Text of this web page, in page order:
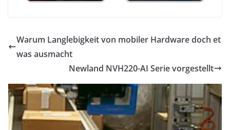
Warum Langlebigkeit von mobiler Hardware doch et
was ausmacht
Newland NVH220-AI Serie vorgestellt